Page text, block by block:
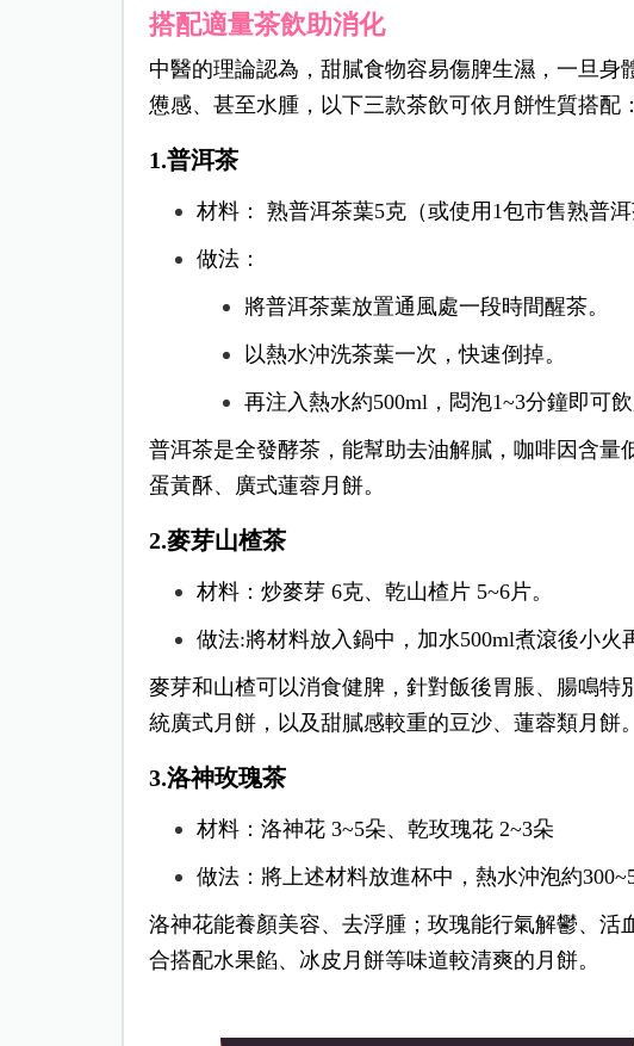
搭配適量茶飲助消化
中醫的理論認為，甜膩食物容易傷脾生濕，一旦身
憊感、甚至水腫，以下三款茶飲可依月餅性質搭配：
1.普洱茶
材料： 熟普洱茶葉5克（或使用1包市售熟普洱
做法：
將普洱茶葉放置通風處一段時間醒茶。
以熱水沖洗茶葉一次，快速倒掉。
再注入熱水約500ml，悶泡1~3分鐘即可飲
普洱茶是全發酵茶，能幫助去油解膩，咖啡因含量
蛋黃酥、廣式蓮蓉月餅。
2.麥芽山楂茶
材料：炒麥芽 6克、乾山楂片 5~6片。
做法:將材料放入鍋中，加水500ml煮滾後小火
麥芽和山楂可以消食健脾，針對飯後胃脹、腸鳴特
統廣式月餅，以及甜膩感較重的豆沙、蓮蓉類月餅。
3.洛神玫瑰茶
材料：洛神花 3~5朵、乾玫瑰花 2~3朵
做法：將上述材料放進杯中，熱水沖泡約
洛神花能養顏美容、去浮腫；玫瑰能行氣解鬱、活
合搭配水果餡、冰皮月餅等味道較清爽的月餅。